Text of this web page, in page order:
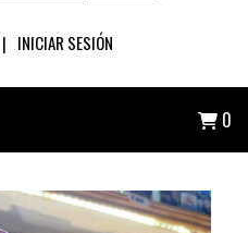
INICIAR SESIÓN
0